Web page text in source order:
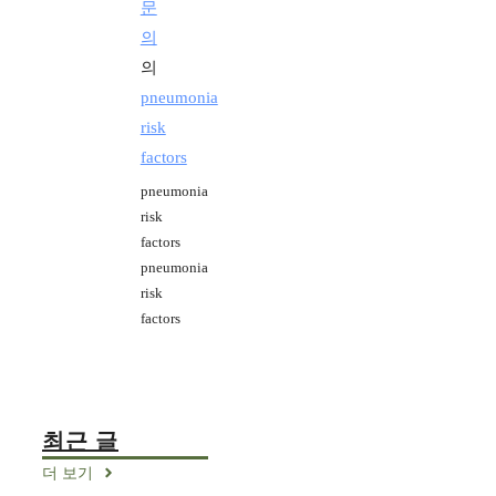
문
의
의
pneumonia
risk
factors
pneumonia
risk
factors
pneumonia
risk
factors
최근 글
더 보기